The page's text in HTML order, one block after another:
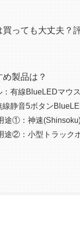
っても大丈夫？
製品は？
有線BlueLEDマウ
線静音5ボタン
途①：神速
途②：小型トラック